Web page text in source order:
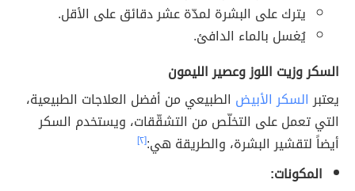
يترك على البشرة لمدّة عشر دقائق على الأقل.
يُغسل بالماء الدافئ.
السكر وزيت اللوز وعصير الليمون
يعتبرالسكر الأبيض الطبيعي من أفضل العلاجات الطبيعية،
التي تعمل على التخلّص من التشقّقات، ويستخدم السكر
أيضاً لتقشير البشرة، والطريقة هي:[٢]
المكونات: